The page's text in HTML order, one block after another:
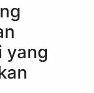
yang